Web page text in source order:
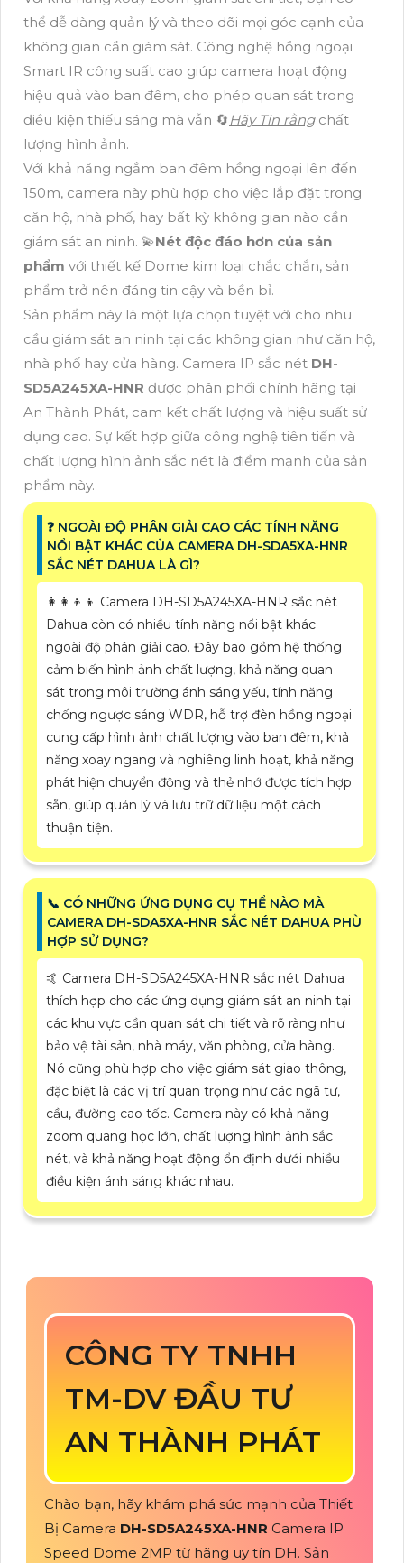
thể dễ dàng quản lý và theo dõi mọi góc cạnh của
không gian cần giám sát. Công nghệ hồng ngoại
Smart IR công suất cao giúp camera hoạt động
hiệu quả vào ban đêm, cho phép quan sát trong
điều kiện thiếu sáng mà vẫn 🔄 Hãy Tin rằngchất
lượng hình ảnh.
Với khả năng ngắm ban đêm hồng ngoại lên đến
150m, camera này phù hợp cho việc lắp đặt trong
căn hộ, nhà phố, hay bất kỳ không gian nào cần
giám sát an ninh. 💫Nét độc đáo hơn của sản
phẩm với thiết kế Dome kim loại chắc chắn, sản
phẩm trở nên đáng tin cậy và bền bỉ.
Sản phẩm này là một lựa chọn tuyệt vời cho nhu
cầu giám sát an ninh tại các không gian như căn hộ,
nhà phố hay cửa hàng. Camera IP sắc nét DH-
SD5A245XA-HNR được phân phối chính hãng tại
An Thành Phát, cam kết chất lượng và hiệu suất sử
dụng cao. Sự kết hợp giữa công nghệ tiên tiến và
chất lượng hình ảnh sắc nét là điểm mạnh của sản
phẩm này.
️❓ NGOÀI ĐỘ PHÂN GIẢI CAO CÁC TÍNH NĂNG
NỔI BẬT KHÁC CỦA CAMERA DH-SDA5XA-HNR
SẮC NÉT DAHUA LÀ GÌ?
👩‍👩‍👦‍👦 Camera DH-SD5A245XA-HNR sắc nét
Dahua còn có nhiều tính năng nổi bật khác
ngoài độ phân giải cao. Đây bao gồm hệ thống
cảm biến hình ảnh chất lượng, khả năng quan
sát trong môi trường ánh sáng yếu, tính năng
chống ngược sáng WDR, hỗ trợ đèn hồng ngoại
cung cấp hình ảnh chất lượng vào ban đêm, khả
năng xoay ngang và nghiêng linh hoạt, khả năng
phát hiện chuyển động và thẻ nhớ được tích hợp
sẵn, giúp quản lý và lưu trữ dữ liệu một cách
thuận tiện.
📞 CÓ NHỮNG ỨNG DỤNG CỤ THỂ NÀO MÀ
CAMERA DH-SDA5XA-HNR SẮC NÉT DAHUA PHÙ
HỢP SỬ DỤNG?
🤙 Camera DH-SD5A245XA-HNR sắc nét Dahua
thích hợp cho các ứng dụng giám sát an ninh tại
các khu vực cần quan sát chi tiết và rõ ràng như
bảo vệ tài sản, nhà máy, văn phòng, cửa hàng.
Nó cũng phù hợp cho việc giám sát giao thông,
đặc biệt là các vị trí quan trọng như các ngã tư,
cầu, đường cao tốc. Camera này có khả năng
zoom quang học lớn, chất lượng hình ảnh sắc
nét, và khả năng hoạt động ổn định dưới nhiều
điều kiện ánh sáng khác nhau.
CÔNG TY TNHH
TM-DV ĐẦU TƯ
AN THÀNH PHÁT
Chào bạn, hãy khám phá sức mạnh của Thiết
Bị Camera DH-SD5A245XA-HNR Camera IP
Speed Dome 2MP từ hãng uy tín DH. Sản